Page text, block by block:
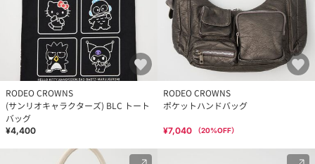
RODEO CROWNS
(サンリオキャラクターズ) BLC トート
バッグ
¥4,400
RODEO CROWNS
ポケットハンドバッグ
¥7,040 （20%OFF）